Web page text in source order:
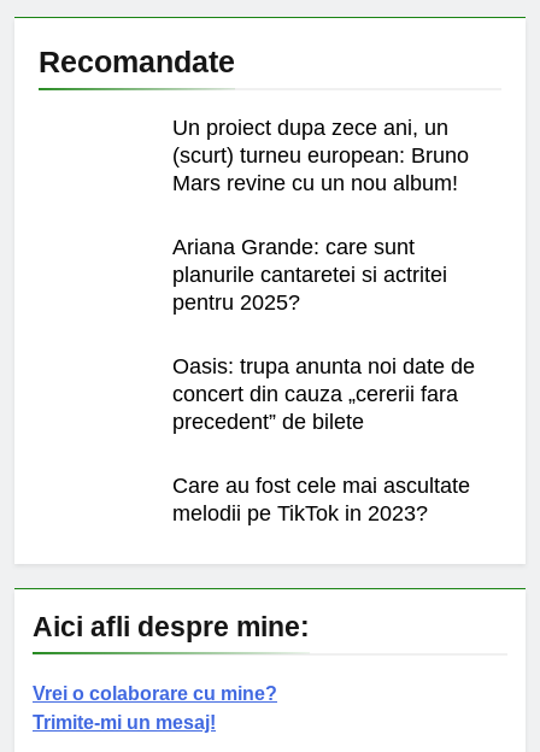
Recomandate
Un proiect dupa zece ani, un
(scurt) turneu european: Bruno
Mars revine cu un nou album!
Ariana Grande: care sunt
planurile cantaretei si actritei
pentru 2025?
Oasis: trupa anunta noi date de
concert din cauza „cererii fara
precedent” de bilete
Care au fost cele mai ascultate
melodii pe TikTok in 2023?
Aici afli despre mine:
Vrei o colaborare cu mine?
Trimite-mi un mesaj!